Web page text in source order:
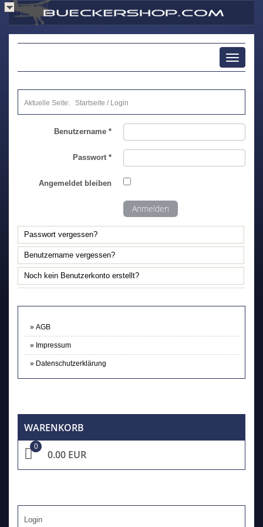
Toggle
Aktuelle Seite: Startseite / Login
AGB
Impressum
Datenschutzerklärung
Benutzername *
Passwort *
Angemeldet bleiben
Anmelden
Passwort vergessen?
Benutzername vergessen?
Noch kein Benutzerkonto erstellt?
WARENKORB
0
0.00 EUR
Login